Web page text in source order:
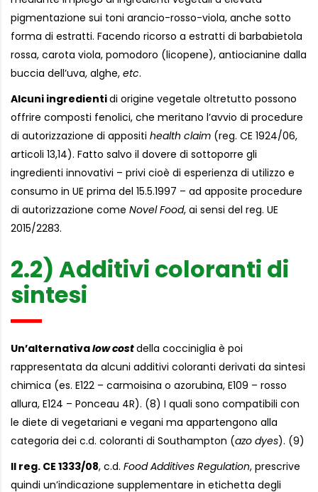
pigmentazione sui toni arancio-rosso-viola, anche sotto
forma di estratti. Facendo ricorso a estratti di barbabietola
rossa, carota viola, pomodoro (licopene), antiocianine dalla
buccia dell’uva, alghe, etc.
Alcuni ingredientidi origine vegetale oltretutto possono
offrire composti fenolici, che meritano l’avvio di procedure
di autorizzazione di appositi health claim (reg. CE 1924/06,
articoli 13,14). Fatto salvo il dovere di sottoporre gli
ingredienti innovativi – privi cioè di esperienza di utilizzo e
consumo in UE prima del 15.5.1997 – ad apposite procedure
di autorizzazione come Novel Food, ai sensi del reg. UE
2015/2283.
2.2) Additivi coloranti di
sintesi
Un’alternativalow costdella cocciniglia è poi
rappresentata da alcuni additivi coloranti derivati da sintesi
chimica (es. E122 – carmoisina o azorubina, E109 – rosso
allura, E124 – Ponceau 4R). (8) I quali sono compatibili con
le diete di vegetariani e vegani ma appartengono alla
categoria dei c.d. coloranti di Southampton (azo dyes). (9)
Il reg. CE 1333/08, c.d. Food Additives Regulation, prescrive
quindi un’indicazione supplementare in etichetta degli